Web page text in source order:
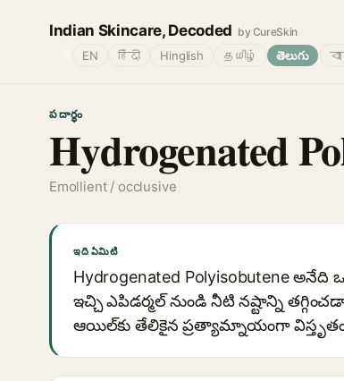
Indian Skincare, Decoded by CureSkin
EN हिंदी Hinglish தமிழ் తెలుగు
పదార్థం
Hydrogenated
Emollient / occlusive
ఇది ఏమిటి
Hydrogenated Polyisobutene
ఇచ్చి ఎపిడర్మల్ నుండి నీటి నష్టాన్ని
ఆయిల్‌కు తేలికైన ప్రత్యామ్నాయంగా